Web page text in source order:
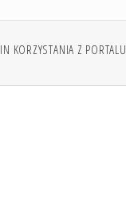
KORZYSTANIA Z PORTALU